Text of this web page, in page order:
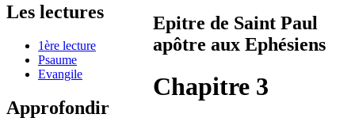
Les lectures
1ère lecture
Psaume
Evangile
Approfondir
Epitre de Saint Paul
apôtre aux Ephésiens
Chapitre 3